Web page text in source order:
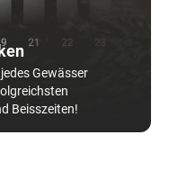
Gewässer
Beisszeiten!